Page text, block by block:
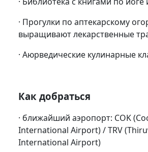
· Прогулки по аптекарскому
выращивают лекарственные
· Аюрведические кулинарные
Как добраться
· ближайший аэропорт: COK
International Airport) / TRV
International Airport)